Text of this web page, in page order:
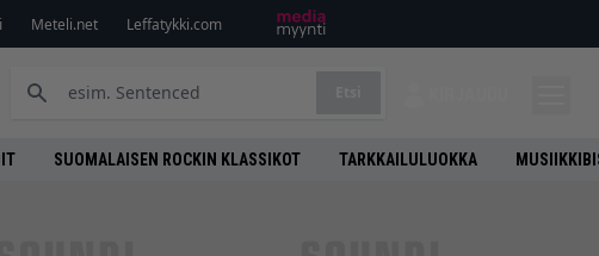
Meteli.net Leffatykki.com
SUOMALAISEN ROCKIN KLASSIKOT TARKKAILULUOKKA